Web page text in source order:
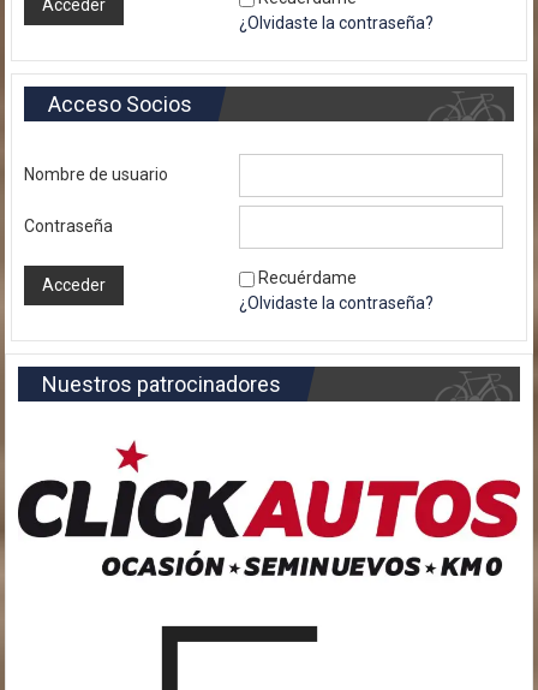
¿Olvidaste la contraseña?
Acceso Socios
Nombre de usuario
Contraseña
Recuérdame
¿Olvidaste la contraseña?
Nuestros patrocinadores